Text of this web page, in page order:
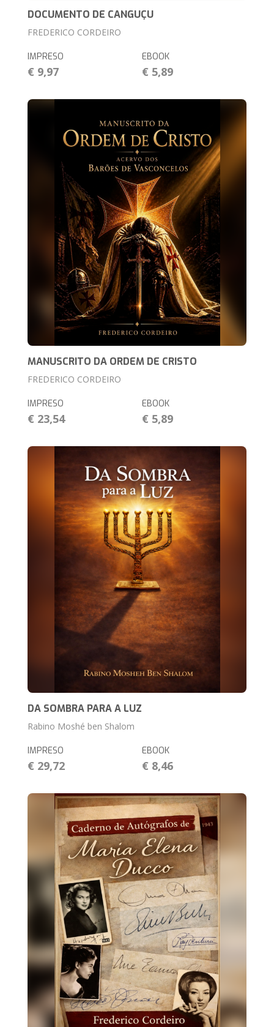
DOCUMENTO DE CANGUÇU
FREDERICO CORDEIRO
IMPRESO
€ 9,97
EBOOK
€ 5,89
MANUSCRITO DA ORDEM DE CRISTO
FREDERICO CORDEIRO
IMPRESO
€ 23,54
EBOOK
€ 5,89
DA SOMBRA PARA A LUZ
Rabino Moshé ben Shalom
IMPRESO
€ 29,72
EBOOK
€ 8,46